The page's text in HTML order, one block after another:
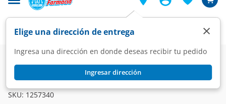
Elige una dirección de entrega
Ingresa una dirección en donde deseas recibir tu pedido
Ingresar dirección
×
Super Bebidas Refrescos Sabores Varios
Refresco Sidral Mundet, 3 l.
SKU: 1257340